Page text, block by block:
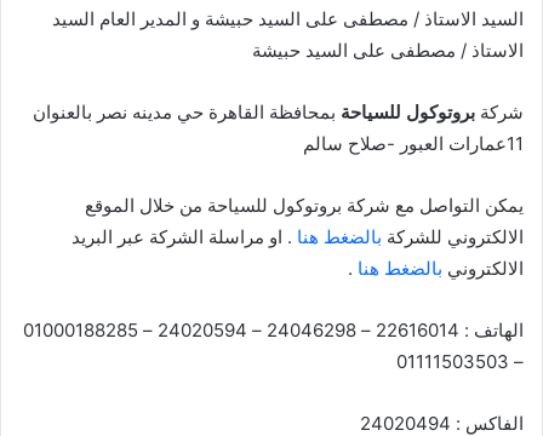
السيد الاستاذ / مصطفى على السيد حبيشة و المدير العام السيد
الاستاذ / مصطفى على السيد حبيشة
شركة بروتوكول للسياحة بمحافظة القاهرة حي مدينه نصر بالعنوان
11عمارات العبور -صلاح سالم
يمكن التواصل مع شركة بروتوكول للسياحة من خلال الموقع
الالكتروني للشركة بالضغط هنا . او مراسلة الشركة عبر البريد
الالكتروني بالضغط هنا .
الهاتف : 22616014 – 24046298 – 24020594 – 01000188285
– 01111503503
الفاكس : 24020494